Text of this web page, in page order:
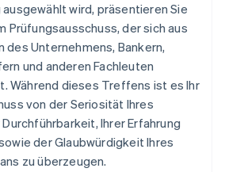
ausgewählt wird, präsentieren Sie
Prüfungsausschuss, der sich aus
des Unternehmens, Bankern,
und anderen Fachleuten
Während dieses Treffens ist es Ihr
von der Seriosität Ihres
Ihrer Erfahrung
der Glaubwürdigkeit Ihres
zu überzeugen.